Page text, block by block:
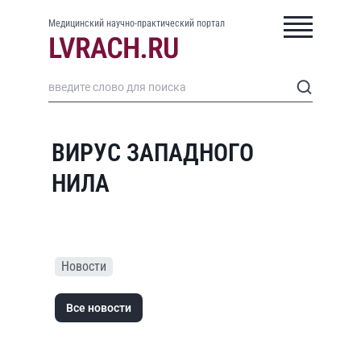
Медицинский научно-практический портал
ВИРУС ЗАПАДНОГО
НИЛА
Новости
Все новости